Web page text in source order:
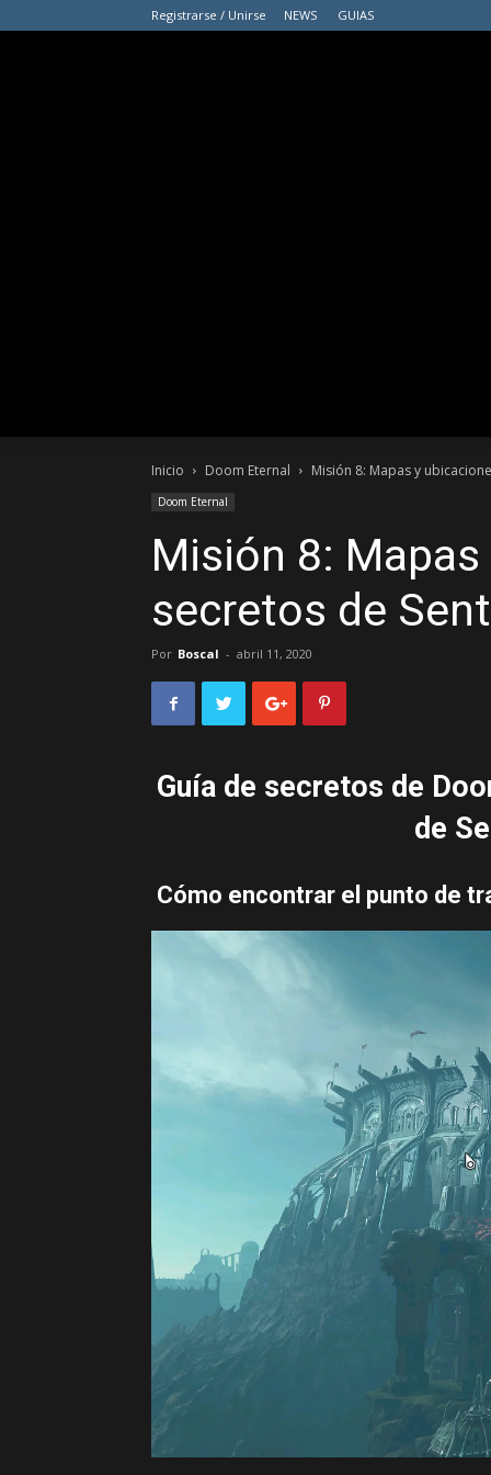
Registrarse / Unirse NEWS GUIAS
Inicio Doom Eternal Misión 8: Mapas y
Doom Eternal
Misión 8:
secretos de
Por Boscal - abril 11, 2020
Guía de secretos de
de
Cómo encontrar el punto de